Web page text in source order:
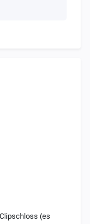
(es